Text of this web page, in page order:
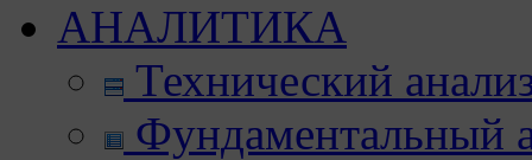
АНАЛИТИКА
Технический
Фундаментальный